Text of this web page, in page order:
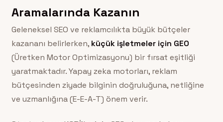
Aramalarında Kazanın
Geleneksel SEO ve reklamcılıkta büyük bütçeler
kazananı belirlerken, küçük işletmeler için GEO
(Üretken Motor Optimizasyonu) bir fırsat eşitliği
yaratmaktadır. Yapay zeka motorları, reklam
bütçesinden ziyade bilginin doğruluğuna, netliğine
ve uzmanlığına (E-E-A-T) önem verir.